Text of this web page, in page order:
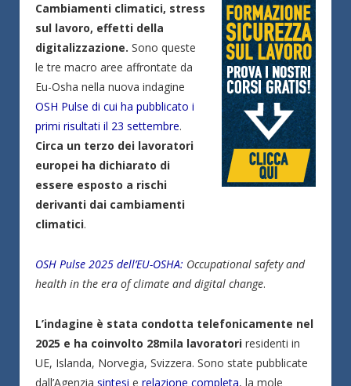
Cambiamenti climatici, stress
sul lavoro, effetti della
digitalizzazione. Sono queste
le tre macro aree affrontate da
Eu-Osha nella nuova indagine
OSH Pulse di cui ha pubblicato i
primi risultati il 23 settembre.
Circa un terzo dei lavoratori
europei ha dichiarato di
essere esposto a rischi
derivanti dai cambiamenti
climatici.
OSH Pulse 2025 dell’EU-OSHA: Occupational safety and
health in the era of climate and digital change.
L’indagine è stata condotta telefonicamente nel
2025 e ha coinvolto 28mila lavoratori residenti in
UE, Islanda, Norvegia, Svizzera. Sono state pubblicate
dall’Agenzia sintesi e relazione completa, la mole